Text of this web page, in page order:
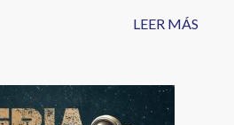
LEER MÁS